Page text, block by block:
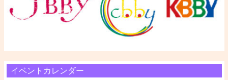
イベントカレンダー